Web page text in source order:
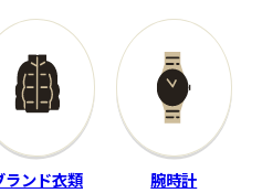
ピーカブー ISeeU スモール
8BN327
買取金額 200,000
ランド衣類 腕時計